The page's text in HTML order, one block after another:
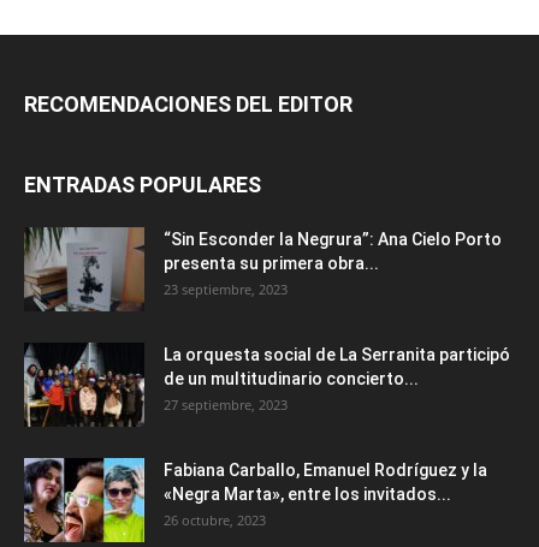
RECOMENDACIONES DEL EDITOR
ENTRADAS POPULARES
“Sin Esconder la Negrura”: Ana Cielo Porto
presenta su primera obra...
23 septiembre, 2023
La orquesta social de La Serranita participó
de un multitudinario concierto...
27 septiembre, 2023
Fabiana Carballo, Emanuel Rodríguez y la
«Negra Marta», entre los invitados...
26 octubre, 2023